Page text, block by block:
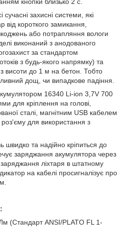
захисні системи, які
від короткого замикання,
або потрапляння вологи
виконаний з анодованого
за стандартом
з будь-якого напрямку) та
з висоти до 1 м на бетон. Тобто
дощ, чи випадкове падіння.
16340 Li-ion 3,7V 700
для кріплення на голові,
сталі, магнітним USB кабелем
для використання з
швидко та надійно кріпиться до
заряджання акумулятора через
ліхтаря в штатному
на кабелі просигналізує про
(Стандарт ANSI/PLATO FL 1-